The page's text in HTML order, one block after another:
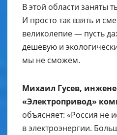
В этой области заняты
И просто так взять и
великолепие — пусть
дешевую и
мы не сможем.
Михаил Гусев,
«Электропривод»
объясняет: «Россия не
в электроэнергии.